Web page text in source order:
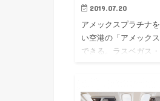
2019.07.20
アメックスプラチナ
い空港の「アメック
できる。ラスベガス